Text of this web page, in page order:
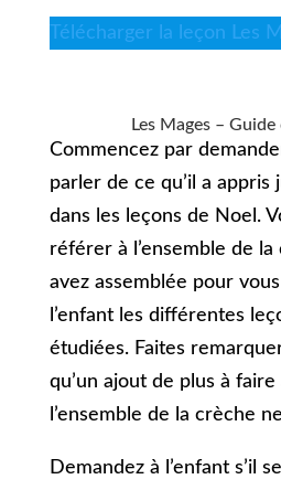
Télécharger la leçon Les
Les Mages –
Commencez par
parler de ce qu’il a appris
dans les leçons de Noel.
référer à l’ensemble de
avez assemblée pour
l’enfant les différentes
étudiées. Faites
qu’un ajout de plus à
l’ensemble de la crèche
Demandez à l’enfant s’il